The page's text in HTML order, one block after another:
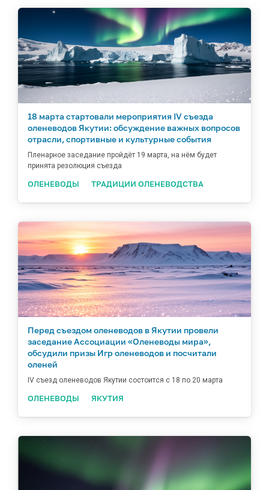
18 марта стартовали мероприятия IV съезда
оленеводов Якутии: обсуждение важных вопросов
отрасли, спортивные и культурные события
Пленарное заседание пройдёт 19 марта, на нём будет
принята резолюция съезда
ОЛЕНЕВОДЫ ТРАДИЦИИ ОЛЕНЕВОДСТВА
Перед съездом оленеводов в Якутии провели
заседание Ассоциации «Оленеводы мира»,
обсудили призы Игр оленеводов и посчитали
оленей
IV съезд оленеводов Якутии состоится с 18 по 20 марта
ОЛЕНЕВОДЫ ЯКУТИЯ